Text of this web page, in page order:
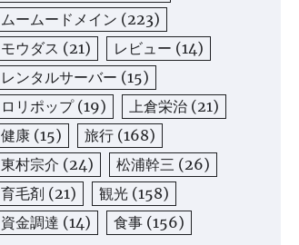
ムームードメイン (223)
モウダス (21) レビュー (14)
レンタルサーバー (15)
ロリポップ(19) 上倉栄治 (21)
健康 (15) 旅行 (168)
東村宗介 (24) 松浦幹三 (26)
育毛剤 (21) 観光 (158)
資金調達 (14) 食事 (156)